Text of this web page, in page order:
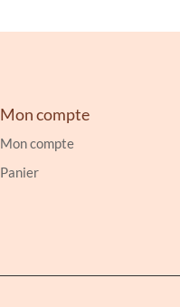
Mon compte
Mon compte
Panier